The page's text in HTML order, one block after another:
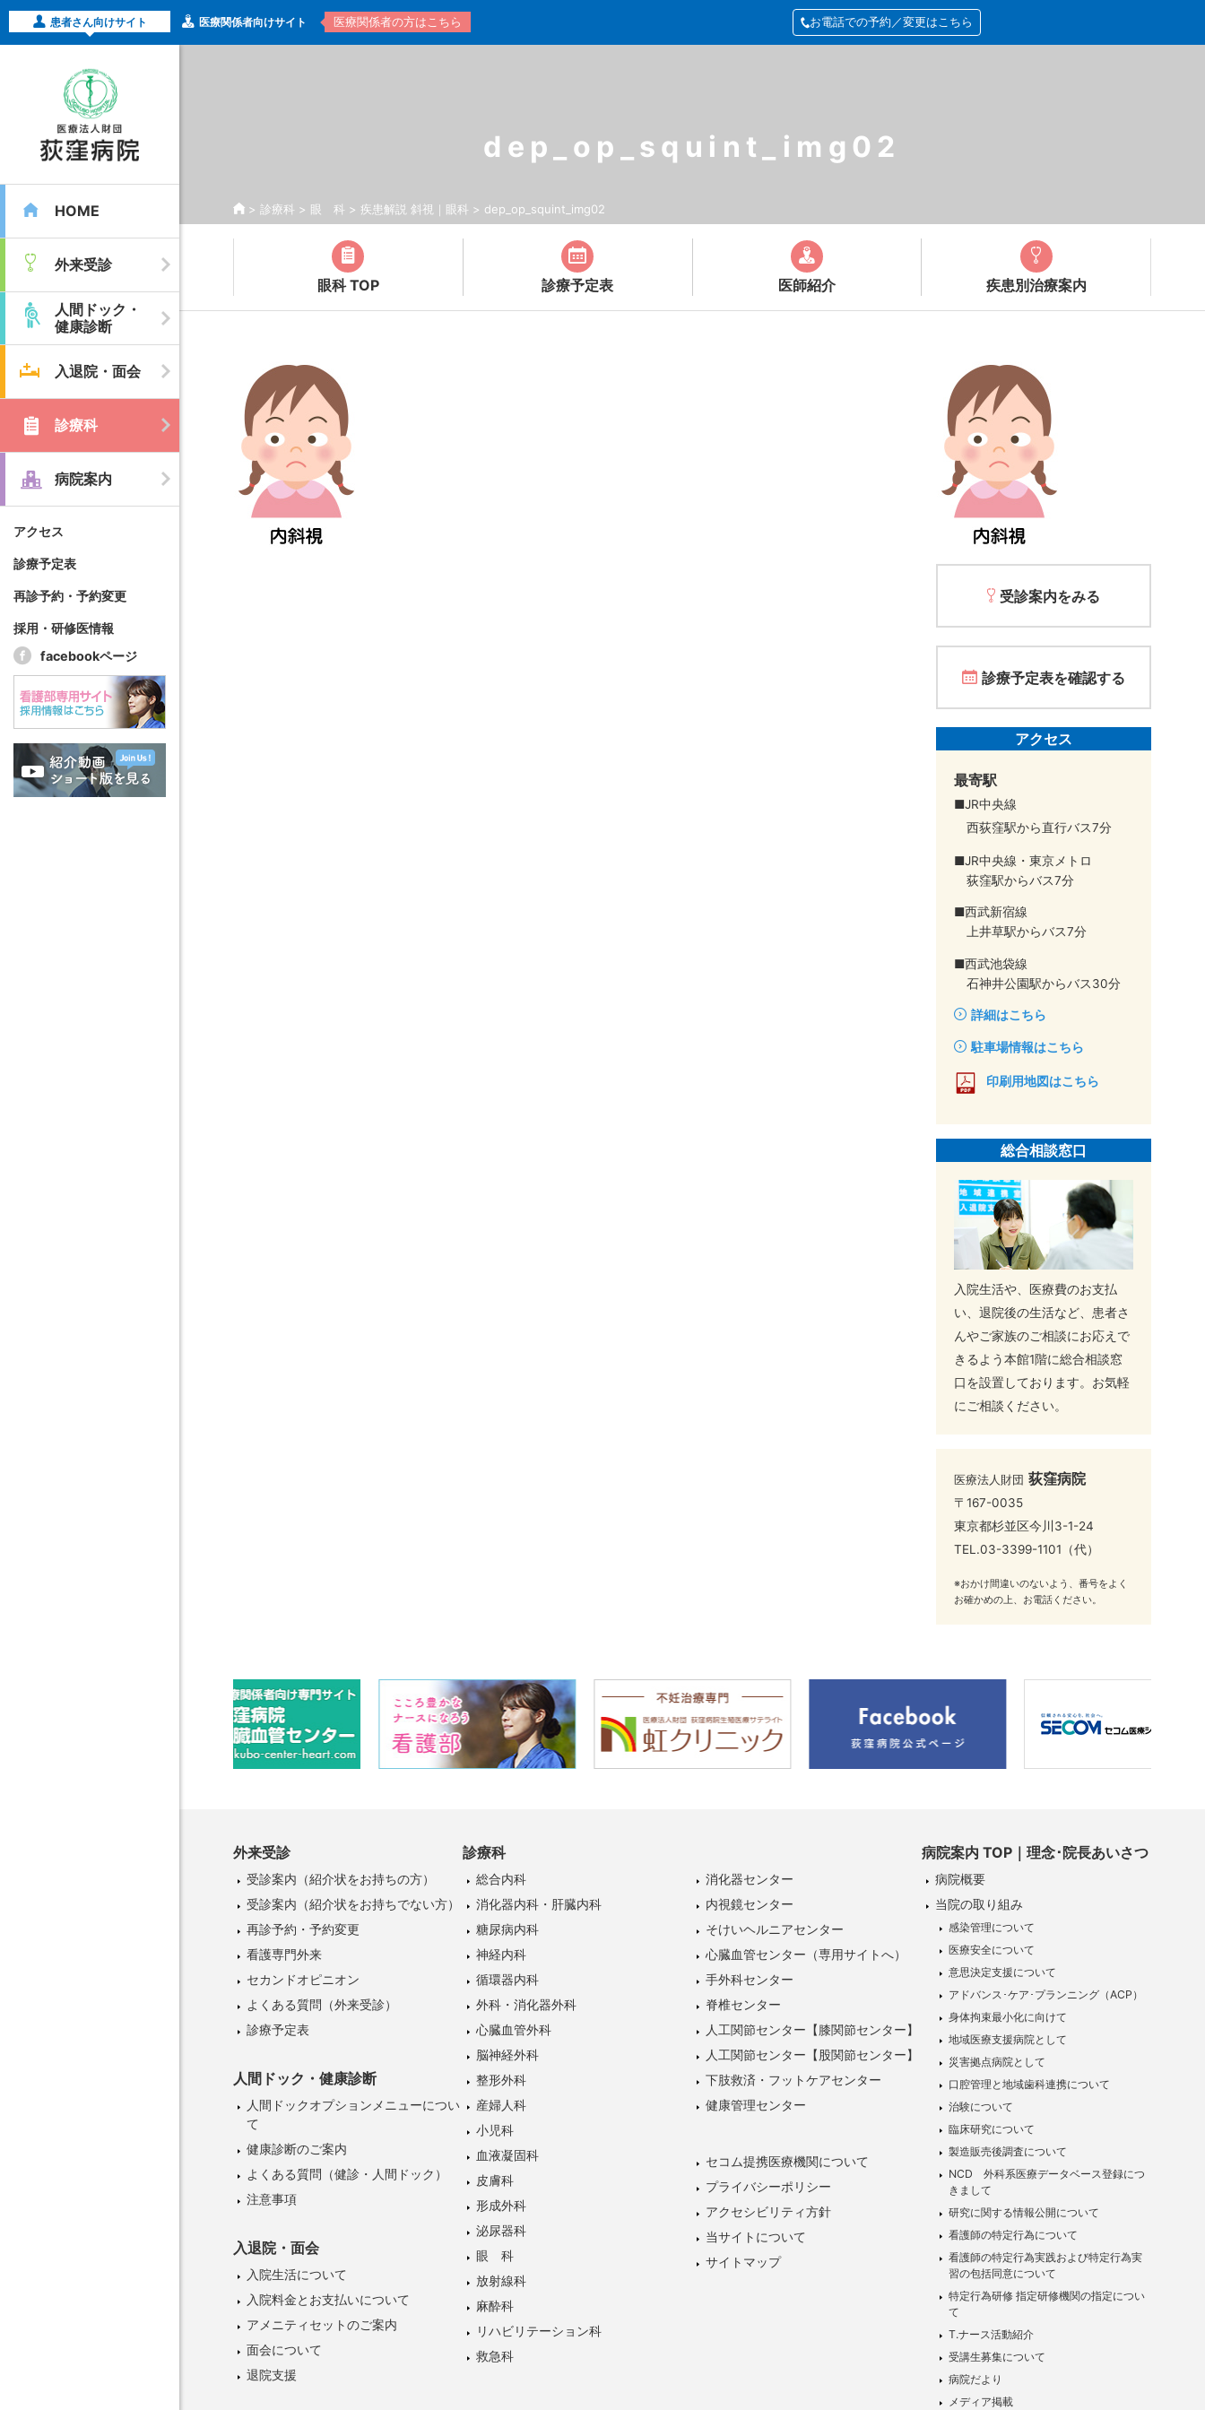
患者さん向けサイト 医療関係者向けサイト 医療関係者の方はこちら お電話での予約／変更はこちら
HOME
外来受診
人間ドック・
健康診断
入退院・面会
診療科
病院案内
アクセス
診療予定表
再診予約・予約変更
採用・研修医情報
facebookページ
dep_op_squint_img02
> 診療科 > 眼 科 > 疾患解説 斜視｜眼科 > dep_op_squint_img02
眼科 TOP 診療予定表 医師紹介 疾患別治療案内
受診案内をみる
診療予定表を確認する
アクセス
最寄駅
■JR中央線
西荻窪駅から直行バス7分
■JR中央線・東京メトロ
荻窪駅からバス7分
■西武新宿線
上井草駅からバス7分
■西武池袋線
石神井公園駅からバス30分
詳細はこちら
駐車場情報はこちら
印刷用地図はこちら
総合相談窓口
入院生活や、医療費のお支払
い、退院後の生活など、患者さ
んやご家族のご相談にお応えで
きるよう本館1階に総合相談窓
口を設置しております。お気軽
にご相談ください。
医療法人財団 荻窪病院
〒167-0035
東京都杉並区今川3-1-24
TEL.03-3399-1101 （代）
※おかけ間違いのないよう、番号をよく
お確かめの上、お電話ください。
外来受診
受診案内 （紹介状をお持ちの方）
受診案内 （紹介状をお持ちでない方）
再診予約・予約変更
看護専門外来
セカンドオピニオン
よくある質問（外来受診）
診療予定表
人間ドック・健康診断
人間ドックオプションメニューについ
て
健康診断のご案内
よくある質問（健診・人間ドック）
注意事項
入退院・面会
入院生活について
入院料金とお支払いについて
アメニティセットのご案内
面会について
退院支援
診療科
総合内科
消化器内科・肝臓内科
糖尿病内科
神経内科
循環器内科
外科・消化器外科
心臓血管外科
脳神経外科
整形外科
産婦人科
小児科
血液凝固科
皮膚科
形成外科
泌尿器科
眼 科
放射線科
麻酔科
リハビリテーション科
救急科
消化器センター
内視鏡センター
そけいヘルニアセンター
心臓血管センター（専用サイトへ）
手外科センター
脊椎センター
人工関節センター【膝関節センター】
人工関節センター【股関節センター】
下肢救済・フットケアセンター
健康管理センター
セコム提携医療機関について
プライバシーポリシー
アクセシビリティ方針
当サイトについて
サイトマップ
病院案内 TOP｜理念･院長あいさつ
病院概要
当院の取り組み
感染管理について
医療安全について
意思決定支援について
アドバンス･ケア･プランニング（ACP）
身体拘束最小化に向けて
地域医療支援病院として
災害拠点病院として
口腔管理と地域歯科連携について
治験について
臨床研究について
製造販売後調査について
NCD 外科系医療データベース登録につ
きまして
研究に関する情報公開について
看護師の特定行為について
看護師の特定行為実践および特定行為実
習の包括同意について
特定行為研修 指定研修機関の指定につい
て
T.ナース活動紹介
受講生募集について
病院だより
メディア掲載